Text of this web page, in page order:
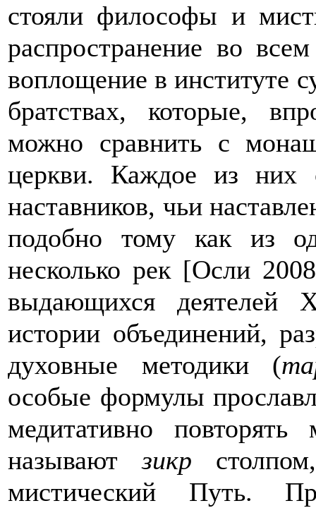
стояли философы и
распространение во
воплощение в институте
братствах, которые,
можно сравнить с
церкви. Каждое из них
наставников, чьи
подобно тому как из
несколько рек [Осли
выдающихся деятелей
истории объединений,
духовные методики (
особые формулы
медитативно
называютзикр
мистический Путь.